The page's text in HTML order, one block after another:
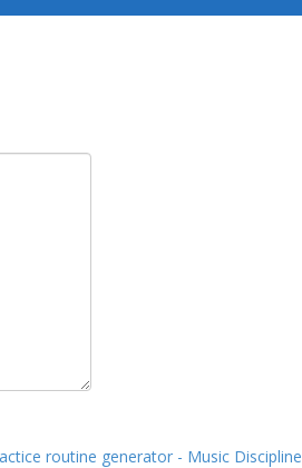
routine generator - Music Discipline